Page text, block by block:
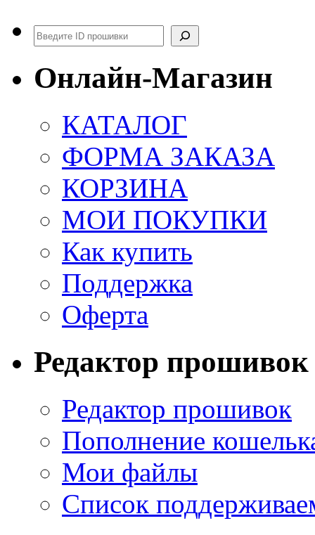
Поиск
Онлайн-Магазин
КАТАЛОГ
ФОРМА ЗАКАЗА
КОРЗИНА
МОИ ПОКУПКИ
Как купить
Поддержка
Оферта
Редактор прошивок
Редактор прошивок
Пополнение
Мои файлы
Список